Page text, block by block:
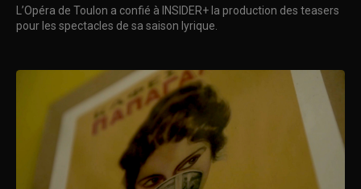
L’Opéra de Toulon a confié à INSIDER+ la production des teasers
pour les spectacles de sa saison lyrique.